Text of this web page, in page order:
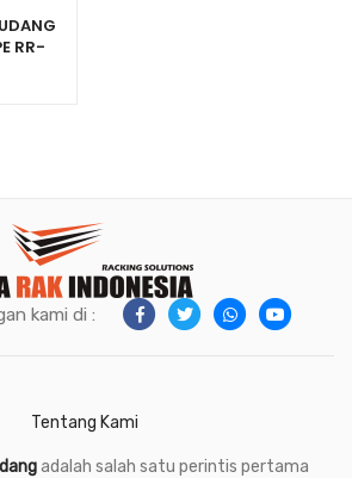
RR-
kami di :
Tentang Kami
adalah salah satu perintis pertama